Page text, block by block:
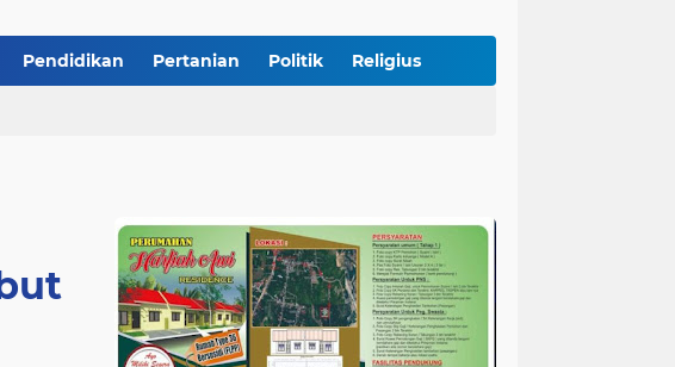
Padangpariaman Bersama Rombongan Jemput Aspirasi
Ganggu Akses Jalan Pada Empat Titik
Pecah Kongsi Pimpinan Pemda
Pendidikan Pertanian Politik Religius